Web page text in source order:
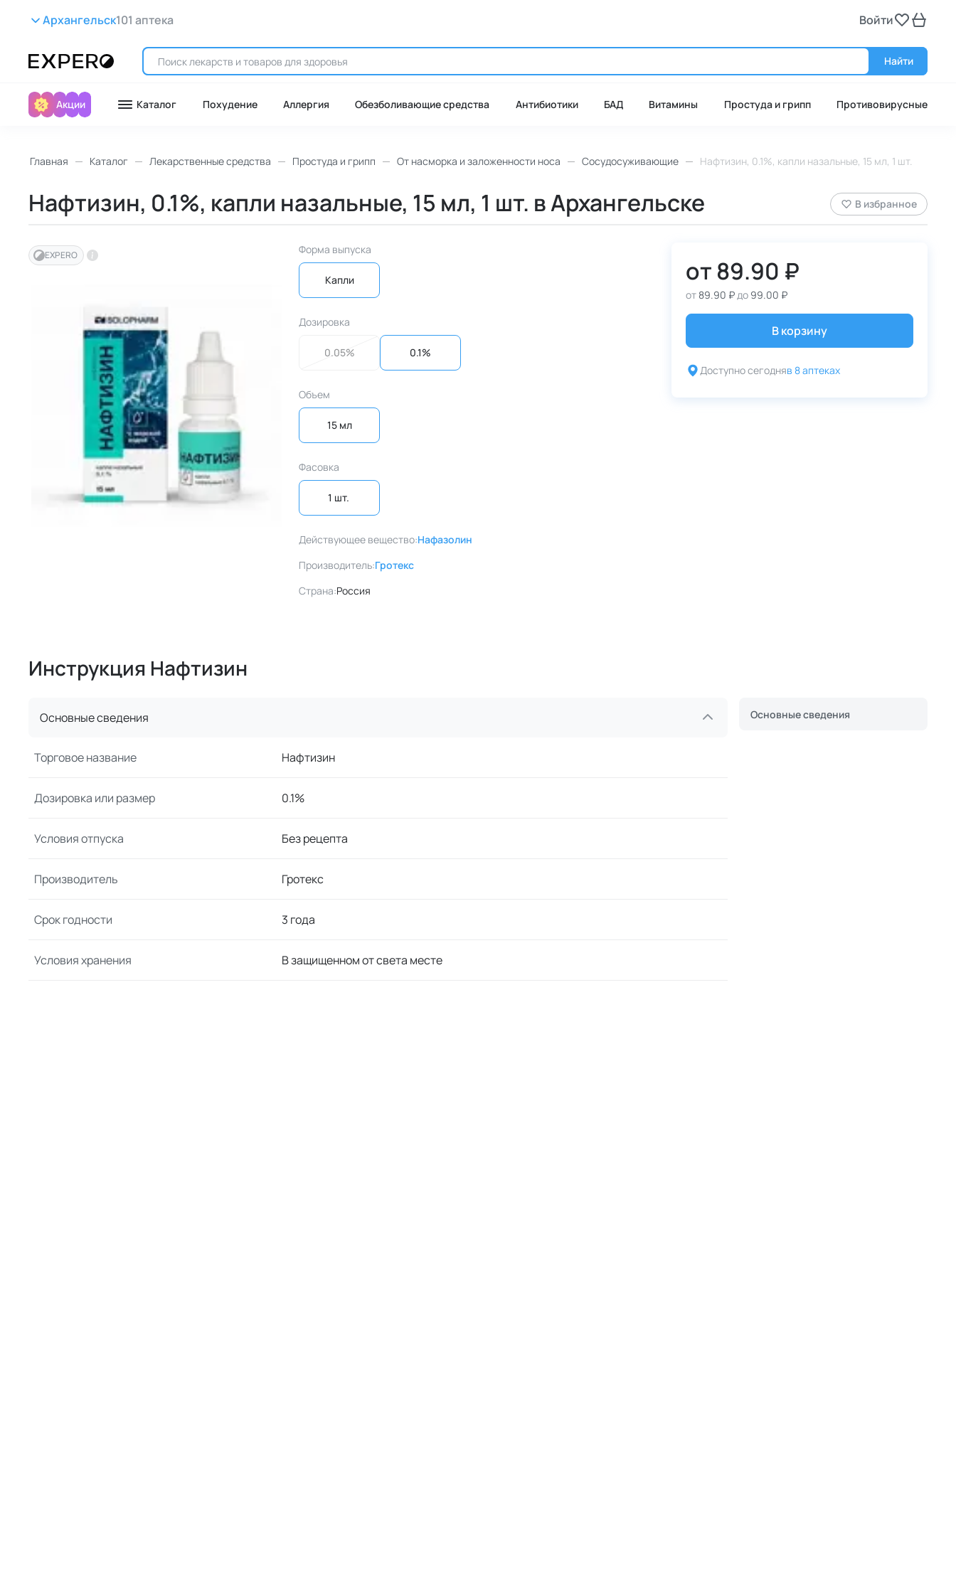
Архангельск101 аптека Войти
Найти
Акции Каталог Похудение Аллергия Обезболивающие средства Антибиотики БАД Витамины Простуда и грипп Противовирусные
Главная Каталог Лекарственные средства Простуда и грипп От насморка и заложенности носа Сосудосуживающие Нафтизин, 0.1%, капли назальные, 15 мл, 1 шт.
Нафтизин, 0.1%, капли назальные, 15 мл, 1 шт. в Архангельске В избранное
EXPERO Форма выпуска
Капли
Дозировка
0.05% 0.1%
Объем
15 мл
Фасовка
1 шт.
Действующее вещество:Нафазолин
Производитель:Гротекс
Страна:Россия
от 89.90 ₽
от 89.90 ₽до 99.00 ₽
В корзину
Доступно сегодняв 8 аптеках
Инструкция Нафтизин
Основные сведения
Торговое название Нафтизин
Дозировка или размер 0.1%
Условия отпуска Без рецепта
Производитель Гротекс
Срок годности 3 года
Условия хранения В защищенном от света месте
Основные сведения